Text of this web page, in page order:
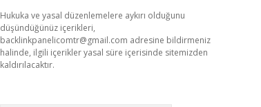
Hukuka ve yasal düzenlemelere aykırı olduğunu
düşündüğünüz içerikleri,
backlinkpanelicomtr@gmail.com adresine bildirmeniz
halinde, ilgili içerikler yasal süre içerisinde sitemizden
kaldırılacaktır.